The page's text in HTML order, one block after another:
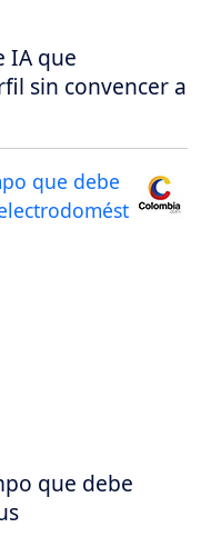
IA que
sin convencer a
que debe